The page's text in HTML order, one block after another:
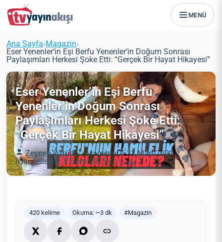
MENÜ
Ana Sayfa›Magazin›
Eser Yenenler’in Eşi Berfu Yenenler’in Doğum Sonrası
Paylaşımları Herkesi Şoke Etti: “Gerçek Bir Hayat Hikayesi”
Eser Yenenler’in Eşi Berfu
Yenenler’in Doğum Sonrası
Paylaşımları Herkesi Şoke Etti:
“Gerçek Bir Hayat Hikayesi”
Zeynep Öztürk Magazin
31 Mart 2021
(Güncellendi: 3 Ekim 2025)
3 dk
420 kelime Okuma: ~3 dk #Magazin